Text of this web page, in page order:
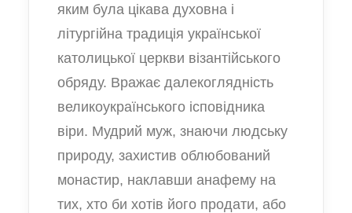
яким була цікава духовна і
літургійна традиція української
католицької церкви візантійського
обряду. Вражає далекоглядність
великоукраїнського ісповідника
віри. Мудрий муж, знаючи людську
природу, захистив облюбований
монастир, наклавши анафему на
тих, хто би хотів його продати, або